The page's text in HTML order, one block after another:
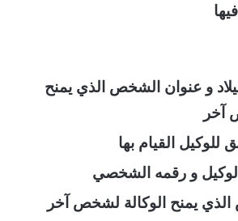
و عنوان الشخص الذي يمنح
آخر
للوكيل القيام بها
و رقمه الشخصي
يمنح الوكالة لشخص آخر